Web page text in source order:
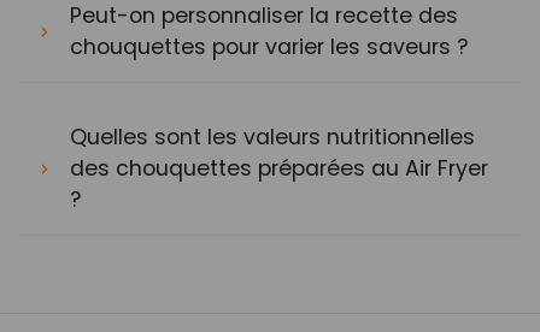
Peut-on personnaliser la recette des
chouquettes pour varier les saveurs ?
Quelles sont les valeurs nutritionnelles
des chouquettes préparées au Air Fryer
?